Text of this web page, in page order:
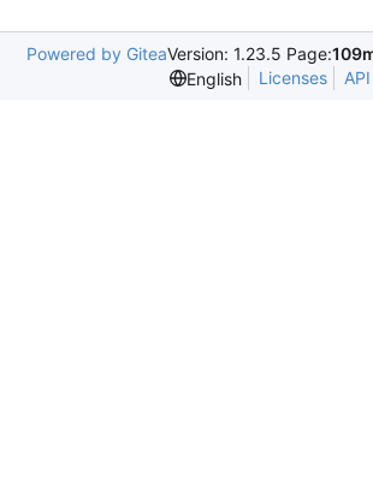
Powered by GiteaVersion: 1.23.5 Page:
English
Licenses API